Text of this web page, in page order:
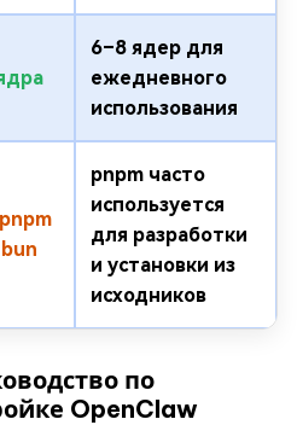
6–8 ядер для
ежедневного
использования
pnpm часто
используется
для разработки
и установки из
исходников
по
OpenClaw